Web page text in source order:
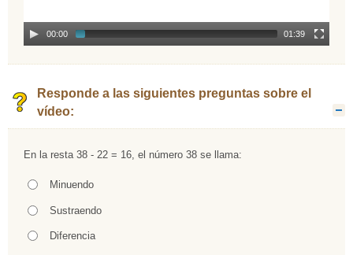
00:00 01:39
Responde a las siguientes preguntas sobre el
vídeo:
Pregunta
En la resta 38 - 22 = 16, el número 38 se llama:
Respuestas
Opción 1Minuendo
Opción 2Sustraendo
Opción 3Diferencia